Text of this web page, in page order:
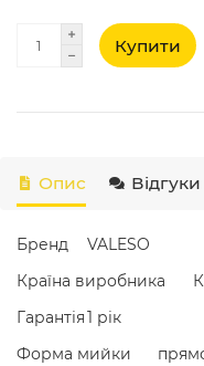
Купити
Опис Відгуки
Бренд
VALESO
Країна виробника
Гарантія1 рік
Форма мийки